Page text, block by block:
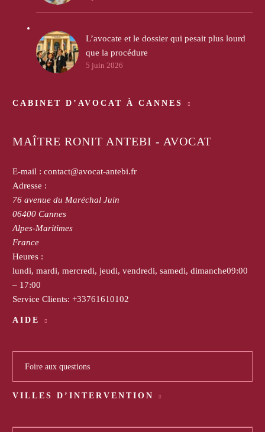
L’avocate et le dossier qui pesait plus lourd
que la procédure
5 juin 2026
CABINET D’AVOCAT À CANNES
MAÎTRE RONIT ANTEBI - AVOCAT
E-mail : contact@avocat-antebi.fr
Adresse :
76 avenue du Maréchal Juin
06400 Cannes
Alpes-Maritimes
France
Heures :
lundi, mardi, mercredi, jeudi, vendredi, samedi, dimanche09:00
– 17:00
Service Clients: +33761610102
AIDE
Foire aux questions
VILLES D’INTERVENTION